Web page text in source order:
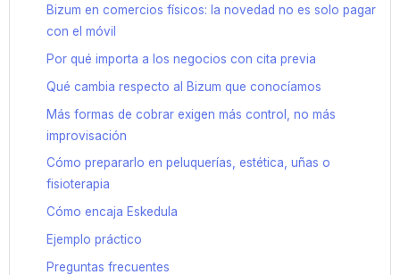
Bizum en comercios físicos: la novedad no es solo pagar
con el móvil
Por qué importa a los negocios con cita previa
Qué cambia respecto al Bizum que conocíamos
Más formas de cobrar exigen más control, no más
improvisación
Cómo prepararlo en peluquerías, estética, uñas o
fisioterapia
Cómo encaja Eskedula
Ejemplo práctico
Preguntas frecuentes